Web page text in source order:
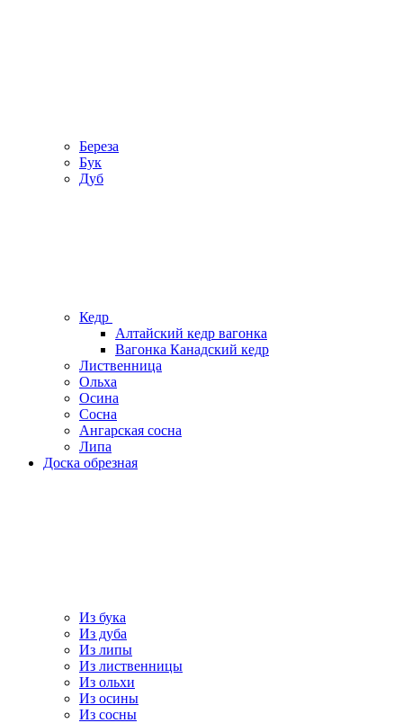
Береза
Бук
Дуб
Кедр
Алтайский кедр вагонка
Вагонка Канадский кедр
Лиственница
Ольха
Осина
Сосна
Ангарская сосна
Липа
Доска обрезная
Из бука
Из дуба
Из липы
Из лиственницы
Из ольхи
Из осины
Из сосны